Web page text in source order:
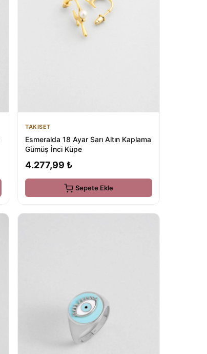
TAKISET
Esmeralda 18 Ayar Sarı Altın Kaplama
Gümüş İnci Küpe
4.277,99 ₺
Sepete Ekle